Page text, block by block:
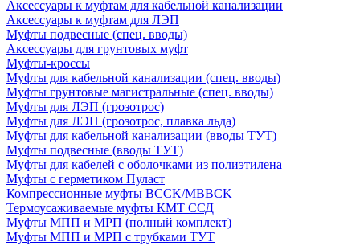
Аксессуары к муфтам для кабельной канализации
Аксессуары к муфтам для ЛЭП
Муфты подвесные (спец. вводы)
Аксессуары для грунтовых муфт
Муфты-кроссы
Муфты для кабельной канализации (спец. вводы)
Муфты грунтовые магистральные (спец. вводы)
Муфты для ЛЭП (грозотрос)
Муфты для ЛЭП (грозотрос, плавка льда)
Муфты для кабельной канализации (вводы ТУТ)
Муфты подвесные (вводы ТУТ)
Муфты для кабелей с оболочками из полиэтилена
Муфты с герметиком Пуласт
Компрессионные муфты BCCK/MBBCK
Термоусаживаемые муфты КМТ ССД
Муфты МПП и МРП (полный комплект)
Муфты МПП и МРП с трубками ТУТ